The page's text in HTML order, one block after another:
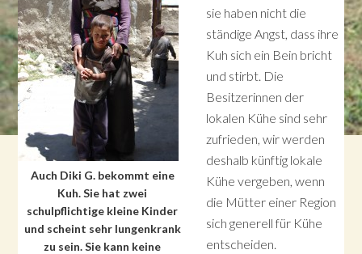
Auch Diki G. bekommt eine
Kuh. Sie hat zwei
schulpflichtige kleine Kinder
und scheint sehr lungenkrank
zu sein. Sie kann keine
sie haben nicht die
ständige Angst, dass ihre
Kuh sich ein Bein bricht
und stirbt. Die
Besitzerinnen der
lokalen Kühe sind sehr
zufrieden, wir werden
deshalb künftig lokale
Kühe vergeben, wenn
die Mütter einer Region
sich generell für Kühe
entscheiden.